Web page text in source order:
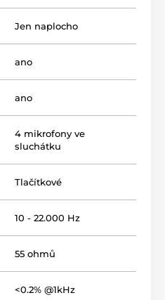
Jen naplocho
ano
ano
4 mikrofony ve
sluchátku
Tlačítkové
10 - 22.000 Hz
55 ohmů
<0.2% @1kHz